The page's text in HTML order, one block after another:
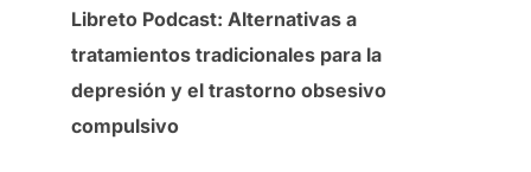
Libreto Podcast: Alternativas a
tratamientos tradicionales para la
depresión y el trastorno obsesivo
compulsivo